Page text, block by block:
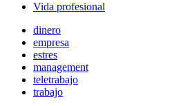
Vida profesional
dinero
empresa
estres
management
teletrabajo
trabajo